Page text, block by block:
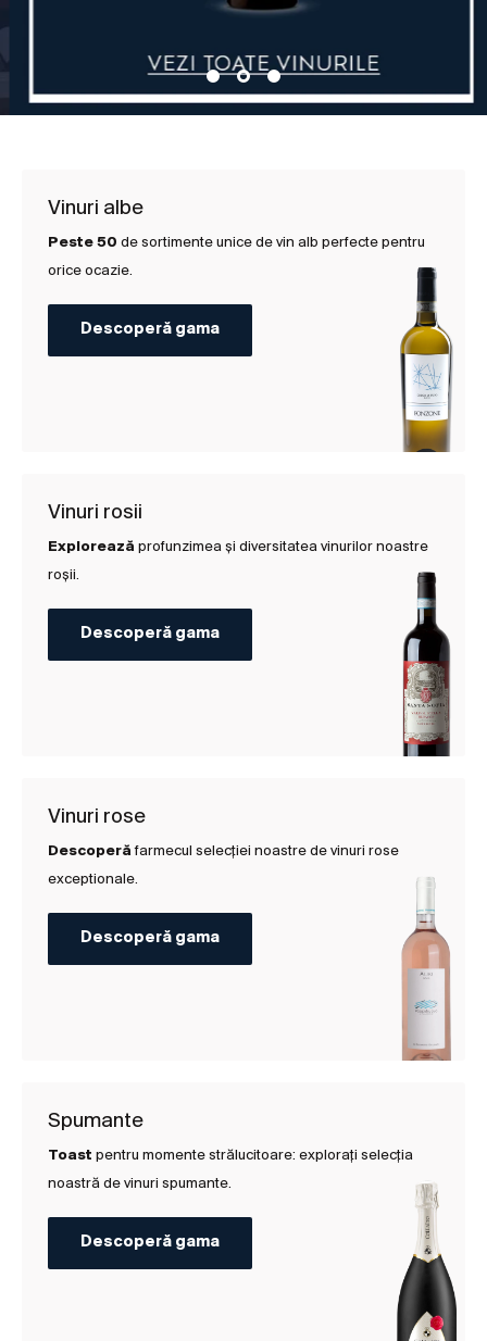
Vinuri albe
Peste 50 de sortimente unice de vin alb perfecte pentru
orice ocazie.
Descoperă gama
Vinuri rosii
Explorează profunzimea și diversitatea vinurilor noastre
roșii.
Descoperă gama
Vinuri rose
Descoperă farmecul selecției noastre de vinuri rose
exceptionale.
Descoperă gama
Spumante
Toast pentru momente strălucitoare: explorați selecția
noastră de vinuri spumante.
Descoperă gama